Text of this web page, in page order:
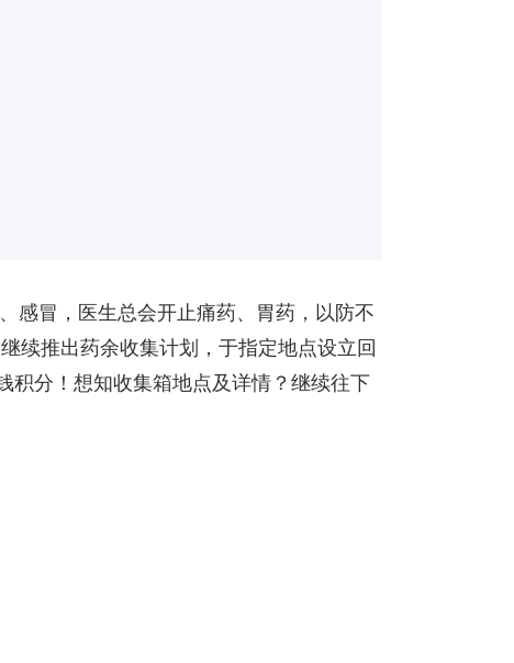
感冒，医生总会开止痛药、胃药，以防不
续推出药余收集计划，于指定地点设立回
积分！想知收集箱地点及详情？继续往下